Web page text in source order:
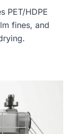
PET/HDPE
fines, and